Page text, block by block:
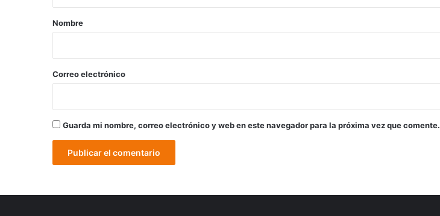
r
*
Nombre
Correo electrónico
Guarda mi nombre, correo electrónico y web en este navegador para la próxima vez que comente.